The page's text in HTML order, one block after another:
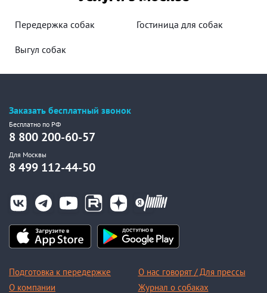
Передержка собак Гостиница для собак
Выгул собак
Заказать бесплатный звонок
Бесплатно по РФ
8 800 200-60-57
Для Москвы
8 499 112-44-50
Подготовка к передержке
О компании
О нас говорят / Для прессы
Журнал о собаках